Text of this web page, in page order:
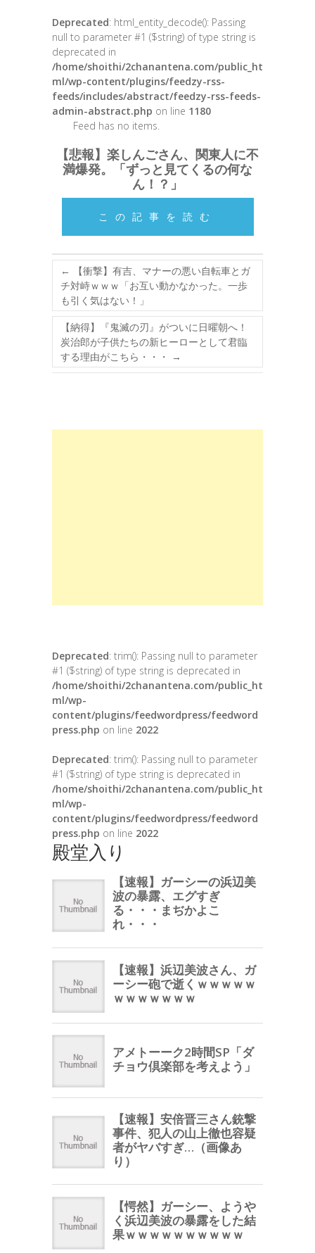
Deprecated: html_entity_decode(): Passing
null to parameter #1 ($string) of type string is
deprecated in
/home/shoithi/2chanantena.com/public_ht
ml/wp-content/plugins/feedzy-rss-
feeds/includes/abstract/feedzy-rss-feeds-
admin-abstract.php on line 1180
Feed has no items.
【悲報】楽しんごさん、関東人に不
満爆発。「ずっと見てくるの何な
ん！？」
この記事を読む
←
【衝撃】有吉、マナーの悪い自転車とガ
チ対峙ｗｗｗ「お互い動かなかった。一歩
も引く気はない！」
【納得】『鬼滅の刃』がついに日曜朝へ！
炭治郎が子供たちの新ヒーローとして君臨
する理由がこちら・・・
→
Deprecated: trim(): Passing null to parameter
#1 ($string) of type string is deprecated in
/home/shoithi/2chanantena.com/public_ht
ml/wp-
content/plugins/feedwordpress/feedword
press.php on line 2022
Deprecated: trim(): Passing null to parameter
#1 ($string) of type string is deprecated in
/home/shoithi/2chanantena.com/public_ht
ml/wp-
content/plugins/feedwordpress/feedword
press.php on line 2022
殿堂入り